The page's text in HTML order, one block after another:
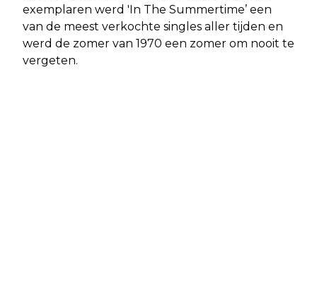
exemplaren werd 'In The Summertime’ een
van de meest verkochte singles aller tijden en
werd de zomer van 1970 een zomer om nooit te
vergeten.